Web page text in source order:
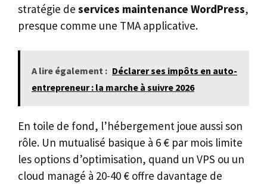
stratégie de services maintenance WordPress,
presque comme une TMA applicative.
A lire également : Déclarer ses impôts en auto-
entrepreneur : la marche à suivre 2026
En toile de fond, l’hébergement joue aussi son
rôle. Un mutualisé basique à 6 € par mois limite
les options d’optimisation, quand un VPS ou un
cloud managé à 20-40 € offre davantage de